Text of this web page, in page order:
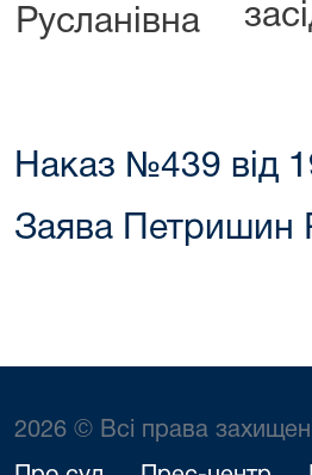
Русланівна
Наказ №439 від
Заява Петришин
2026 © Всі права